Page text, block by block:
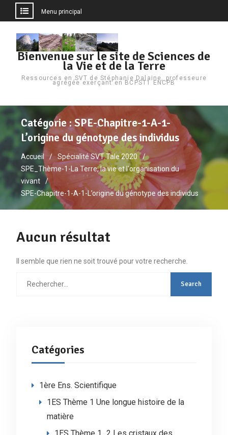
contenu
Menu principal
Bienvenue sur le site de Sciences de
la Vie et de la Terre
Ressources en SVT de Stéphanie Dalaine, professeure
agrégée exerçant en BCPST1 ENCPB
Catégorie :SPE-Chapitre-1-A-1-
L’origine du génotype des individus
Accueil
Spécialité SVT Tale 2020
SPE_Thème-1-La Terre, la vie et l'organisation du
vivant
SPE-Chapitre-1-A-1-L’origine du génotype des individus
Aucun résultat
Il semble que rien ne soit trouvé pour votre recherche.
Catégories
1ère Ens. Scientifique
1ES Thème 1 Une longue histoire de la
matière
1ES Thème 1_2 Les cristaux des